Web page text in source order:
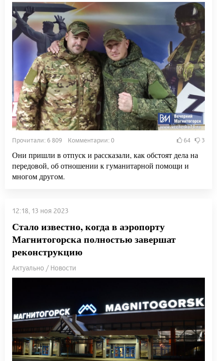
Прочитали: 6 809 Комментарии: 0 64 3
Они пришли в отпуск и рассказали, как обстоят дела на
передовой, об отношении к гуманитарной помощи и
многом другом.
12:18, 13 ноя 2023
Стало известно, когда в аэропорту
Магнитогорска полностью завершат
реконструкцию
Актуально / Новости